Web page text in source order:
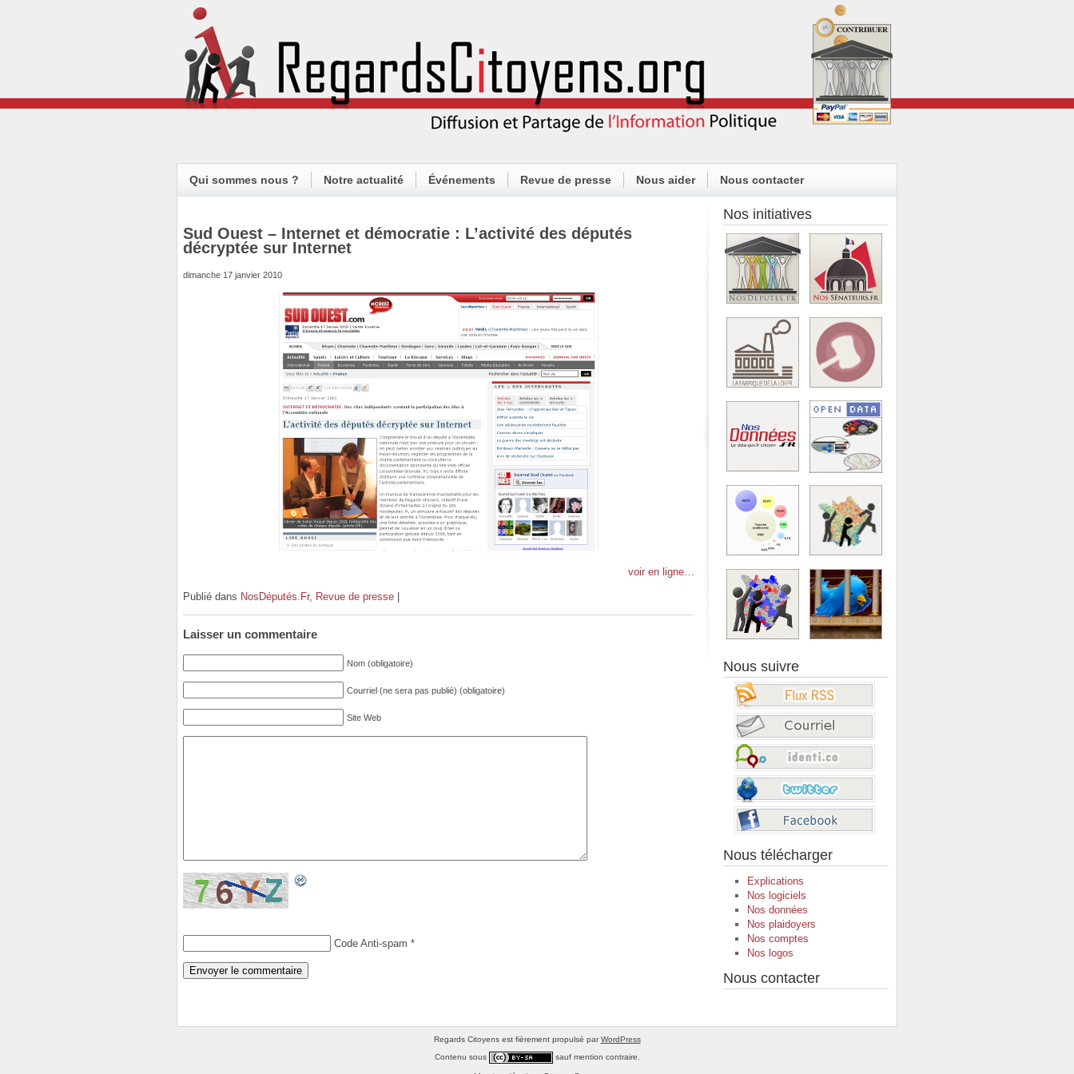
Qui sommes nous ? Notre actualité Événements Revue de presse Nous aider Nous contacter
Sud Ouest – Internet et démocratie : L’activité des députés
décryptée sur Internet
dimanche 17 janvier 2010
voir en ligne…
Publié dans NosDéputés.Fr, Revue de presse
Laisser un commentaire
Nom (obligatoire)
Courriel (ne sera pas publié) (obligatoire)
Site Web
Code Anti-spam *
Nos initiatives
Nous suivre
Nous télécharger
Explications
Nos logiciels
Nos données
Nos plaidoyers
Nos comptes
Nos logos
Nous contacter
Regards Citoyens est fièrement propulsé parWordPress
Contenu sous sauf mention contraire.